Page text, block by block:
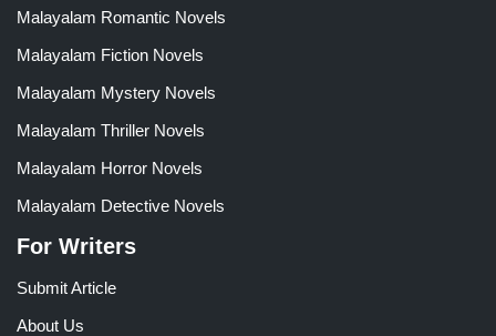
Malayalam Romantic Novels
Malayalam Fiction Novels
Malayalam Mystery Novels
Malayalam Thriller Novels
Malayalam Horror Novels
Malayalam Detective Novels
For Writers
Submit Article
About Us